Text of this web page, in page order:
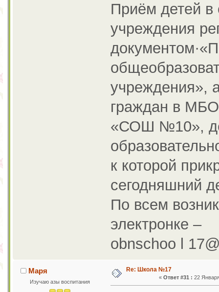
Приём детей в
учреждения
учреждения»,
граждан в
«СОШ №10»,
к которой
сегодняшний
По всем
электронке –
obnschoo l
Маря
Изучаю азы воспитания
Re: Школа №17
« Ответ #31 : 22